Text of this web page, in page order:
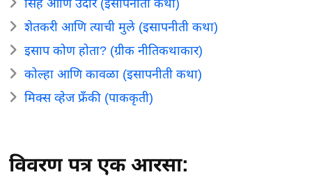
सिंह आणि उंदीर (इसापनीती कथा)
शेतकरी आणि त्याची मुले (इसापनीती कथा)
इसाप कोण होता? (ग्रीक नीतिकथाकार)
कोल्हा आणि कावळा (इसापनीती कथा)
मिक्स व्हेज फ्रँकी (पाककृती)
विवरण पत्र एक आरसा: